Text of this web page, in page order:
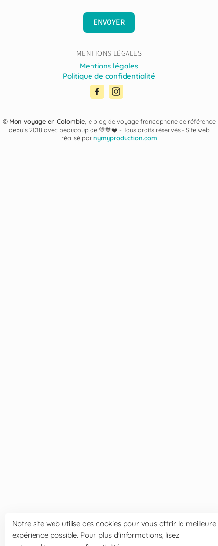
ENVOYER
MENTIONS LÉGALES
Mentions légales
Politique de confidentialité
© Mon voyage en Colombie, le blog de voyage francophone de référence
depuis 2018 avec beaucoup de 💛💙❤️ - Tous droits réservés - Site web
réalisé parnymyproduction.com
Notre site web utilise des cookies pour vous offrir la meilleure
expérience possible. Pour plus d'informations, lisez